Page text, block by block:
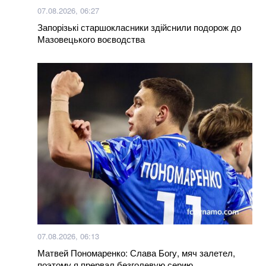
07.08.2026, 06:27
Запорізькі старшокласники здійснили подорож до
Мазовецького воєводства
07.08.2026, 06:13
Матвей Пономаренко: Слава Богу, мяч залетел,